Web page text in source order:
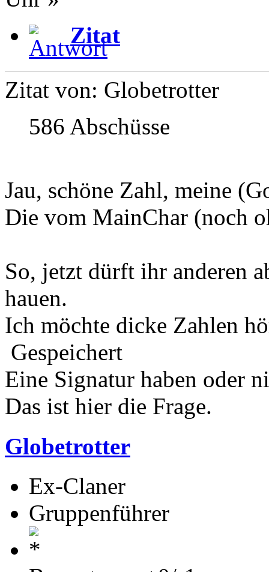
Zitat
Zitat von: Globetrotter
586 Abschüsse
Jau, schöne Zahl, meine
Die vom MainChar (noch
So, jetzt dürft ihr anderen
hauen.
Ich möchte dicke Zahlen
Gespeichert
Eine Signatur haben oder
Das ist hier die Frage.
Globetrotter
Ex-Claner
Gruppenführer